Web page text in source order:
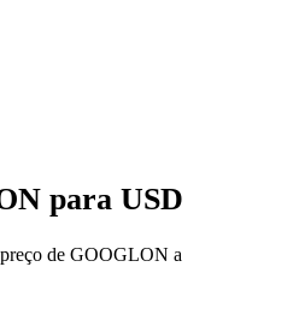
para USD
de GOOGLON a